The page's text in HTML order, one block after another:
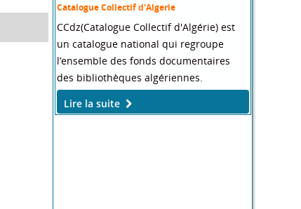
Catalogue Collectif d'Algerie
CCdz(Catalogue Collectif d'Algérie) est
un catalogue national qui regroupe
l’ensemble des fonds documentaires
des bibliothèques algériennes.
Lire la suite